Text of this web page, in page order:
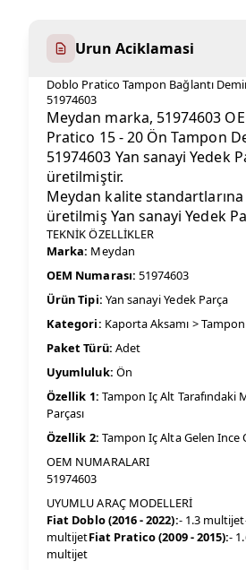
Urun Aciklamasi
Doblo Pratico Tampon Bağlantı
51974603
Meydan marka, 51974603
Pratico 15 - 20 Ön Tampon
51974603 Yan sanayi Yedek
üretilmiştir.
Meydan kalite
üretilmiş Yan sanayi Yedek
TEKNİK ÖZELLİKLER
Marka: Meydan
OEM Numarası: 51974603
Ürün Tipi: Yan sanayi Yedek Parça
Kategori: Kaporta Aksamı >
Paket Türü: Adet
Uyumluluk: Ön
Özellik 1: Tampon Iç Alt Tarafındaki
Parçası
Özellik 2: Tampon Iç Alta Gelen Ince
OEM NUMARALARI
51974603
UYUMLU ARAÇ MODELLERİ
Fiat Doblo (2016 - 2022):- 1.3
multijetFiat Pratico (2009 - 2015):-
multijet